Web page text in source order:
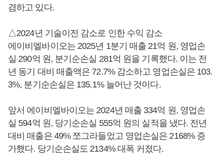
겸하고 있다.
△2024년 기술이전 감소로 인한 수익 감소
에이비엘바이오는 2025년 1분기 매출 21억 원, 영업손
실 290억 원, 분기순손실 281억 원을 기록했다. 이는 전
년 동기 대비 매출액은 72.7% 감소하고 영업손실은 103.
3%, 분기순손실은 135.1% 늘어난 것이다.
앞서 에이비엘바이오는 2024년 매출 334억 원, 영업손
실 594억 원, 당기순손실 555억 원의 실적을 냈다. 전년
대비 매출은 49% 쪼그라들었고 영업손실은 2168% 증
가했다. 당기순손실도 2134% 대폭 커졌다.